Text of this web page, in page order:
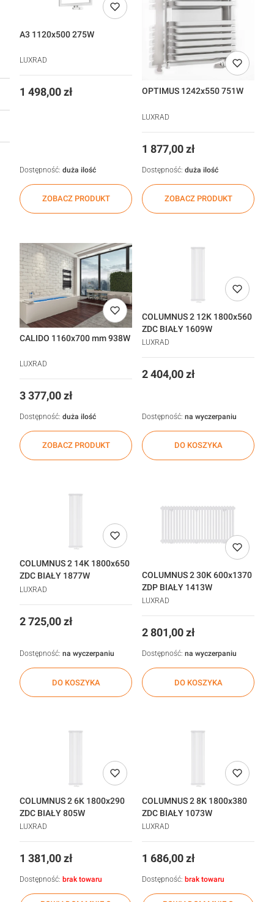
A3 1120x500 275W
LUXRAD
Cena
1 498,00 zł
ZOBACZ PRODUKT
Dostępność: duża ilość
OPTIMUS 1242x550 751W
LUXRAD
Cena
1 877,00 zł
ZOBACZ PRODUKT
Dostępność: duża ilość
CALIDO 1160x700 mm 938W
LUXRAD
Cena
3 377,00 zł
ZOBACZ PRODUKT
Dostępność: duża ilość
COLUMNUS 2 12K 1800x560
ZDC BIAŁY 1609W
LUXRAD
Cena
2 404,00 zł
DO KOSZYKA
Dostępność: na wyczerpaniu
COLUMNUS 2 14K 1800x650
ZDC BIAŁY 1877W
LUXRAD
Cena
2 725,00 zł
DO KOSZYKA
Dostępność: na wyczerpaniu
COLUMNUS 2 30K 600x1370
ZDP BIAŁY 1413W
LUXRAD
Cena
2 801,00 zł
DO KOSZYKA
Dostępność: na wyczerpaniu
COLUMNUS 2 6K 1800x290
ZDC BIAŁY 805W
LUXRAD
Cena
1 381,00 zł
Dostępność: brak towaru
COLUMNUS 2 8K 1800x380
ZDC BIAŁY 1073W
LUXRAD
Cena
1 686,00 zł
Dostępność: brak towaru